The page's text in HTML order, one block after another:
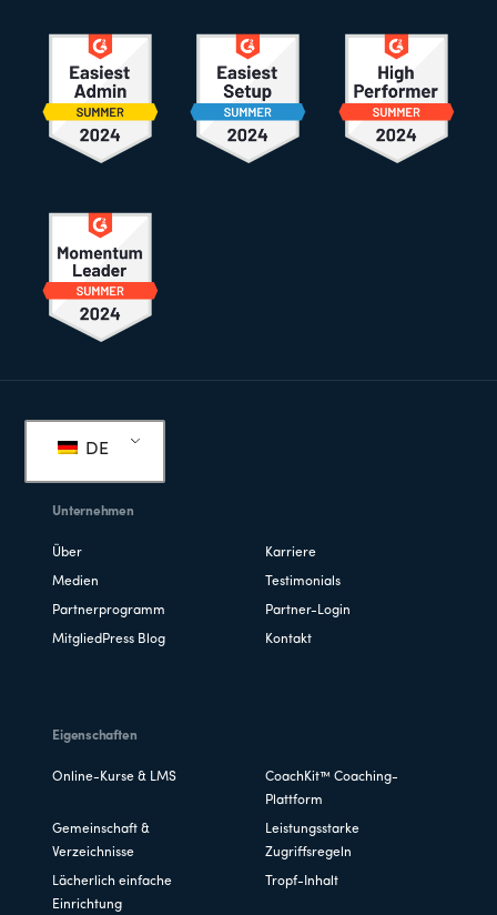
DE
Unternehmen
Über Karriere
Medien Testimonials
Partnerprogramm Partner-Login
MitgliedPress Blog Kontakt
Eigenschaften
Online-Kurse & LMS
CoachKit™ Coaching-
Plattform
Gemeinschaft &
Verzeichnisse
Leistungsstarke
Zugriffsregeln
Lächerlich einfache
Einrichtung
Tropf-Inhalt